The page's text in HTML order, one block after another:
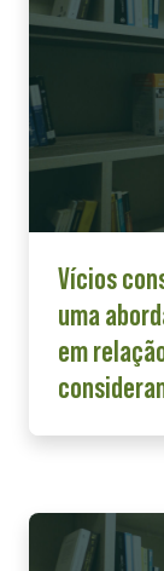
Vícios
uma
em